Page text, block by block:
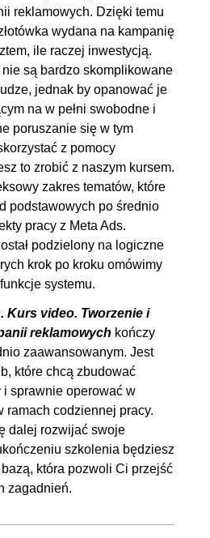
00:01:21
reklamowych. Dzięki temu
wydana na kampanię
ile raczej inwestycją.
są bardzo skomplikowane
jednak by opanować je
na w pełni swobodne i
poruszanie się w tym
z pomocy
to zrobić z naszym kursem.
zakres tematów, które
podstawowych po średnio
pracy z Meta Ads.
podzielony na logiczne
krok po kroku omówimy
systemu.
Kurs video. Tworzenie i
reklamowych kończy
zaawansowanym. Jest
które chcą zbudować
sprawnie operować w
ramach codziennej pracy.
dalej rozwijać swoje
szkolenia będziesz
która pozwoli Ci przejść
zagadnień.